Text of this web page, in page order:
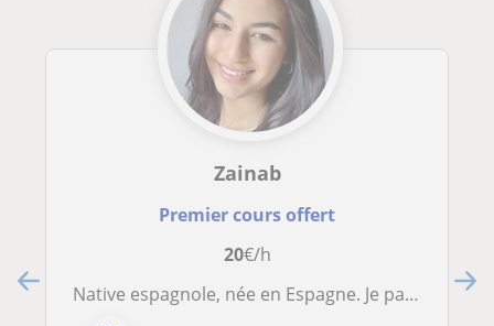
Zainab
Premier cours offert
20€/h
Native espagnole, née en Espagne. Je parle aussi français. Étudiante en médecine